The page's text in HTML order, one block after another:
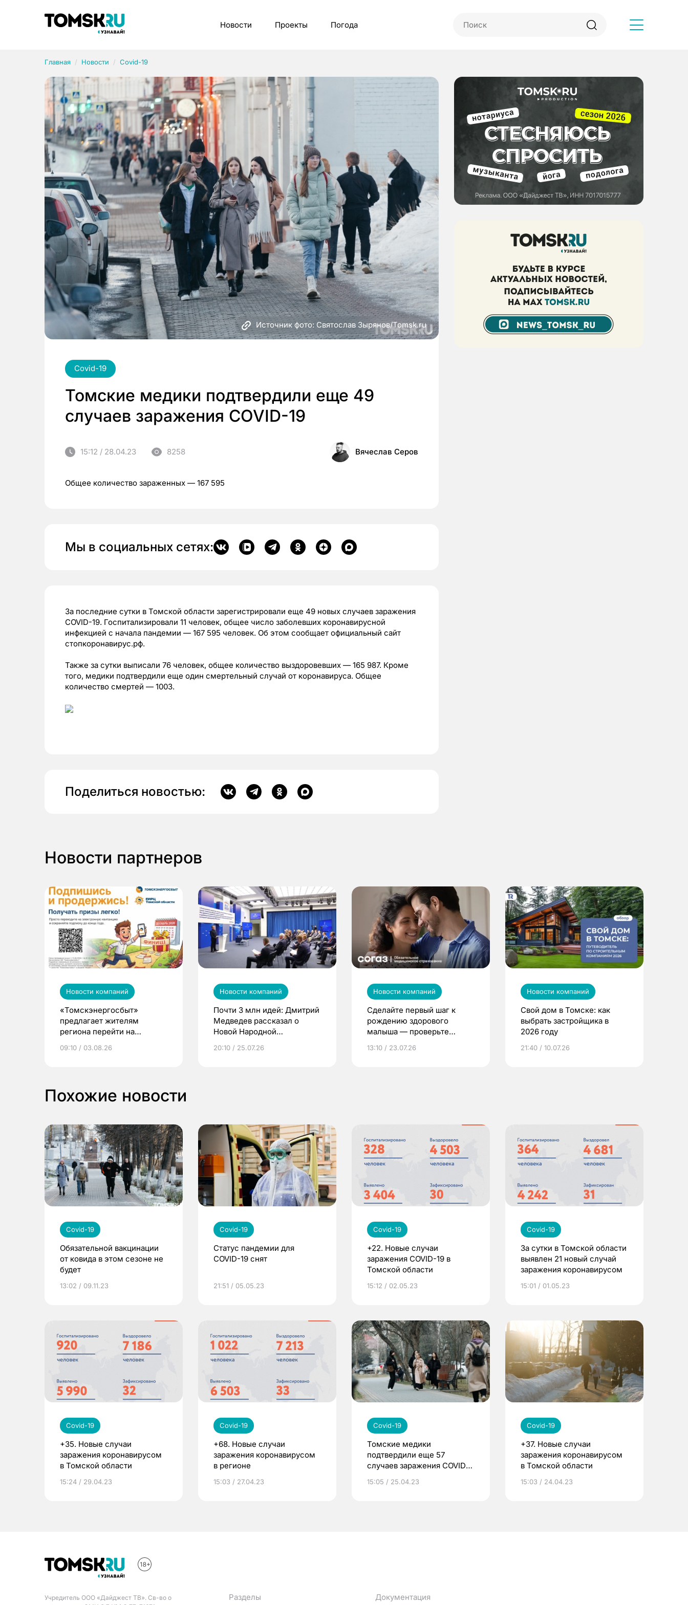
Новости Проекты Погода
Главная Новости Covid-19
Источник фото: Святослав Зырянов/Tomsk.ru
Covid-19
Томские медики подтвердили еще 49
случаев заражения COVID-19
15:12 / 28.04.23 8258 Вячеслав Серов
Общее количество зараженных — 167 595
Мы в социальных сетях:
За последние сутки в Томской области зарегистрировали еще 49 новых случаев заражения
COVID-19. Госпитализировали 11 человек, общее число заболевших коронавирусной
инфекцией с начала пандемии — 167 595 человек. Об этом сообщает официальный сайт
стопкоронавирус.рф.
Также за сутки выписали 76 человек, общее количество выздоровевших — 165 987. Кроме
того, медики подтвердили еще один смертельный случай от коронавируса. Общее
количество смертей — 1003.
Поделиться новостью:
Новости партнеров
Новости компаний
«Томскэнергосбыт»
предлагает жителям
региона перейти на
выиграть призы
09:10 / 03.08.26
Новости компаний
Почти 3 млн идей: Дмитрий
Медведев рассказал о
Новой Народной
20:10 / 25.07.26
Новости компаний
Сделайте первый шаг к
рождению здорового
малыша — проверьте
по ОМС!
13:10 / 23.07.26
Новости компаний
Свой дом в Томске: как
выбрать застройщика в
2026 году
21:40 / 10.07.26
Похожие новости
Covid-19
Обязательной вакцинации
от ковида в этом сезоне не
будет
13:02 / 09.11.23
Covid-19
Статус пандемии для
COVID-19 снят
21:51 / 05.05.23
Covid-19
+22. Новые случаи
заражения COVID-19 в
Томской области
15:12 / 02.05.23
Covid-19
За сутки в Томской области
выявлен 21 новый случай
заражения коронавирусом
15:01 / 01.05.23
Covid-19
+35. Новые случаи
заражения коронавирусом
в Томской области
15:24 / 29.04.23
Covid-19
+68. Новые случаи
заражения коронавирусом
в регионе
15:03 / 27.04.23
Covid-19
Томские медики
подтвердили еще 57
случаев заражения COVID-
15:05 / 25.04.23
Covid-19
+37. Новые случаи
заражения коронавирусом
в Томской области
15:03 / 24.04.23
Учредитель ООО «Дайджест ТВ». Св-во о
Разделы Документация
Рубрики